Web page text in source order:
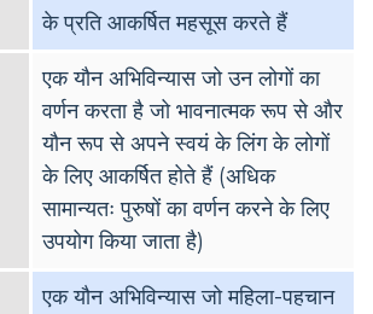
के प्रति आकर्षित महसूस करते हैं
एक यौन अभिविन्यास जो उन लोगों का
वर्णन करता है जो भावनात्मक रूप से और
यौन रूप से अपने स्वयं के लिंग के लोगों
के लिए आकर्षित होते हैं (अधिक
सामान्यतः पुरुषों का वर्णन करने के लिए
उपयोग किया जाता है)
एक यौन अभिविन्यास जो महिला-पहचान